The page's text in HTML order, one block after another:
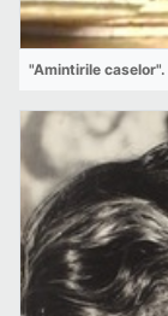
"Amintirile